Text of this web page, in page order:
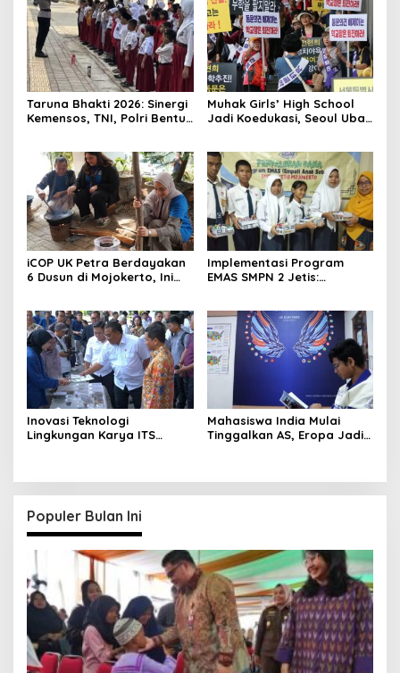
Taruna Bhakti 2026: Sinergi
Kemensos, TNI, Polri Bentuk
Muhak Girls’ High School
Jadi Koedukasi, Seoul Ubah
iCOP UK Petra Berdayakan
6 Dusun di Mojokerto, Ini
Implementasi Program
EMAS SMPN 2 Jetis:
Inovasi Teknologi
Lingkungan Karya ITS
Mahasiswa India Mulai
Tinggalkan AS, Eropa Jadi
Populer Bulan Ini